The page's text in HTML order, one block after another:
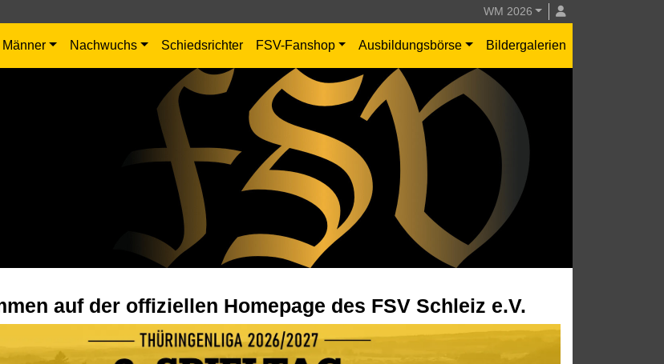
WM 2026
Männer Nachwuchs Schiedsrichter FSV-Fanshop Ausbildungsbörse Bildergalerien
auf der offiziellen Homepage des FSV Schleiz e.V.